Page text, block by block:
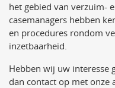
het gebied van verzuim-
casemanagers hebben
en procedures rondom
inzetbaarheid.
Hebben wij uw interesse
dan contact op met onze